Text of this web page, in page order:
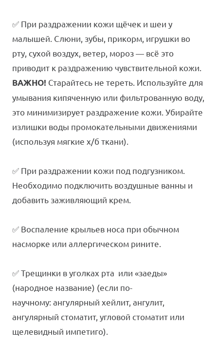
✅ При раздражении кожи щёчек и шеи у
малышей. Слюни, зубы, прикорм, игрушки во
рту, сухой воздух, ветер, мороз — всё это
приводит к раздражению чувствительной кожи.
ВАЖНО! Старайтесь не тереть. Используйте для
умывания кипяченную или фильтрованную воду,
это минимизирует раздражение кожи. Убирайте
излишки воды промокательными движениями
(используя мягкие х/б ткани).
✅ При раздражении кожи под подгузником.
Необходимо подключить воздушные ванны и
добавить заживляющий крем.
✅ Воспаление крыльев носа при обычном
насморке или аллергическом рините.
✅ Трещинки в уголках рта или «заеды»
(народное название) (если по-
научному: ангулярный хейлит, ангулит,
ангулярный стоматит, угловой стоматит или
щелевидный импетиго).